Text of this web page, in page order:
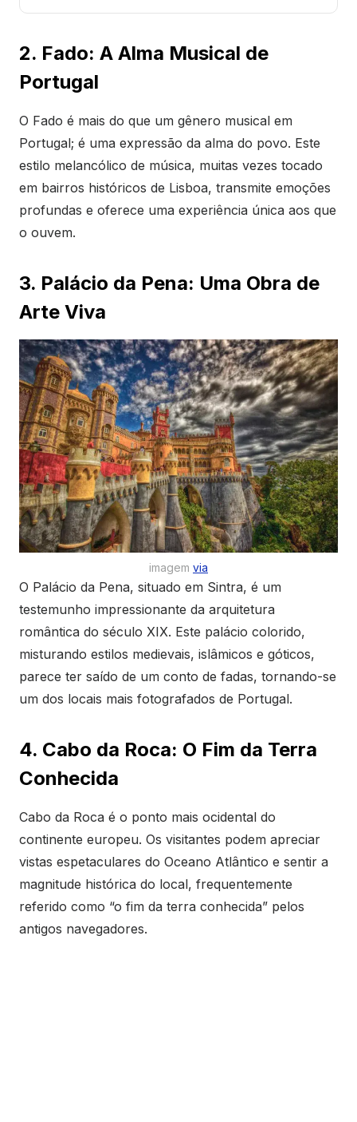
2. Fado: A Alma Musical de
Portugal
O Fado é mais do que um gênero musical em
Portugal; é uma expressão da alma do povo. Este
estilo melancólico de música, muitas vezes tocado
em bairros históricos de Lisboa, transmite emoções
profundas e oferece uma experiência única aos que
o ouvem.
3. Palácio da Pena: Uma Obra de
Arte Viva
imagem via
O Palácio da Pena, situado em Sintra, é um
testemunho impressionante da arquitetura
romântica do século XIX. Este palácio colorido,
misturando estilos medievais, islâmicos e góticos,
parece ter saído de um conto de fadas, tornando-se
um dos locais mais fotografados de Portugal.
4. Cabo da Roca: O Fim da Terra
Conhecida
Cabo da Roca é o ponto mais ocidental do
continente europeu. Os visitantes podem apreciar
vistas espetaculares do Oceano Atlântico e sentir a
magnitude histórica do local, frequentemente
referido como “o fim da terra conhecida” pelos
antigos navegadores.